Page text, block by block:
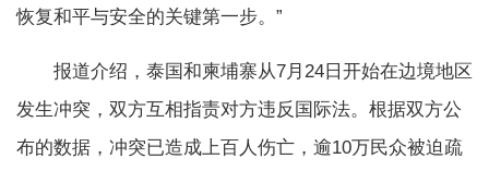
恢复和平与安全的关键第一步。”
报道介绍，泰国和柬埔寨从7月24日开始在边境地区
发生冲突，双方互相指责对方违反国际法。根据双方公
布的数据，冲突已造成上百人伤亡，逾10万民众被迫疏